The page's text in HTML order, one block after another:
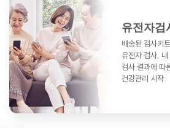
유전자검
배송된 검사키
유전자 검사,
검사 결과에 따
건강관리 시작